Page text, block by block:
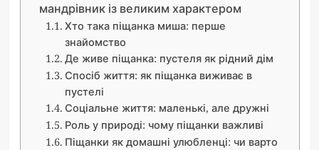
мандрівник із великим характером
Хто така піщанка миша: перше
знайомство
Де живе піщанка: пустеля як рідний дім
Спосіб життя: як піщанка виживає в
пустелі
Соціальне життя: маленькі, але дружні
Роль у природі: чому піщанки важливі
Піщанки як домашні улюбленці: чи варто